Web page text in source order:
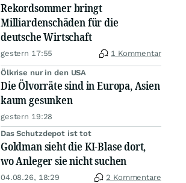
Rekordsommer bringt
Milliardenschäden für die
deutsche Wirtschaft
gestern 17:55 1 Kommentar
Ölkrise nur in den USA
Die Ölvorräte sind in Europa, Asien
kaum gesunken
gestern 19:28
Das Schutzdepot ist tot
Goldman sieht die KI-Blase dort,
wo Anleger sie nicht suchen
04.08.26, 18:29 2 Kommentare